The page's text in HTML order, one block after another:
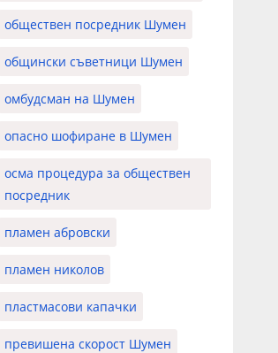
обществен посредник Шумен
общински съветници Шумен
омбудсман на Шумен
опасно шофиране в Шумен
осма процедура за обществен
посредник
пламен абровски
пламен николов
пластмасови капачки
превишена скорост Шумен